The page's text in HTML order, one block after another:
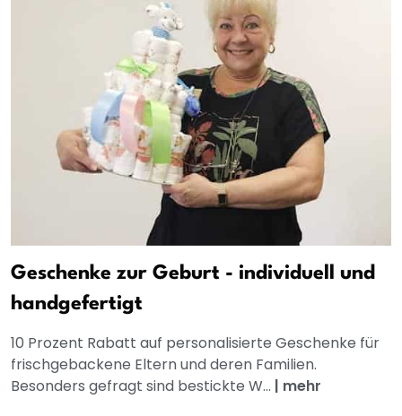
Geschenke zur Geburt - individuell und
handgefertigt
10 Prozent Rabatt auf personalisierte Geschenke für
frischgebackene Eltern und deren Familien.
Besonders gefragt sind bestickte W... | mehr